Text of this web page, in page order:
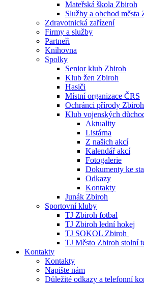
Mateřská škola Zbiroh
Služby a obchod města
Zdravotnická zařízení
Firmy a služby
Partneři
Knihovna
Spolky
Senior klub Zbiroh
Klub žen Zbiroh
Hasiči
Místní organizace ČRS
Ochránci přírody Zbiroh
Klub vojenských
Aktuality
Listárna
Z našich akcí
Kalendář akcí
Fotogalerie
Dokumenty ke
Odkazy
Kontakty
Junák Zbiroh
Sportovní kluby
TJ Zbiroh fotbal
TJ Zbiroh lední hokej
TJ SOKOL Zbiroh
TJ Město Zbiroh stolní
Kontakty
Kontakty
Napište nám
Důležité odkazy a telefonní